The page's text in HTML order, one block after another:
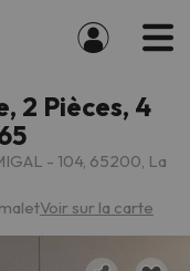
2 Pièces, 4
- 104, 65200, La
Voir sur la carte